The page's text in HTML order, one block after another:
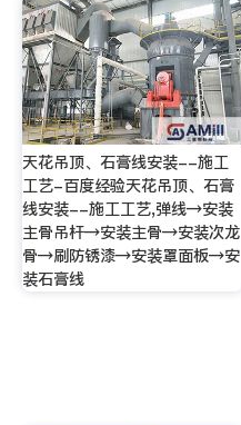
天花吊顶、石膏线安装--施工
工艺-百度经验天花吊顶、石膏
线安装--施工工艺,弹线→安装
主骨吊杆→安装主骨→安装次龙
骨→刷防锈漆→安装罩面板→安
装石膏线